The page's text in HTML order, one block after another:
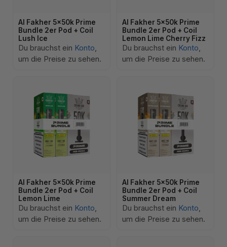
Al Fakher 5x50k Prime
Bundle 2er Pod + Coil
Lush Ice
Du brauchst ein Konto,
um die Preise zu sehen.
Al Fakher 5x50k Prime
Bundle 2er Pod + Coil
Lemon Lime Cherry Fizz
Du brauchst ein Konto,
um die Preise zu sehen.
Al Fakher 5x50k Prime
Bundle 2er Pod + Coil
Lemon Lime
Du brauchst ein Konto,
um die Preise zu sehen.
Al Fakher 5x50k Prime
Bundle 2er Pod + Coil
Summer Dream
Du brauchst ein Konto,
um die Preise zu sehen.